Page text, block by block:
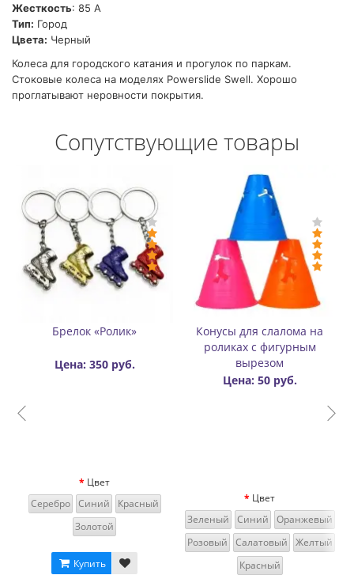
Жесткость: 85 А
Тип: Город
Цвета: Черный
Колеса для городского катания и прогулок по паркам.
Стоковые колеса на моделях Powerslide Swell. Хорошо
проглатывают неровности покрытия.
Сопутствующие товары
для слалома на
вырезом
Цвет
Оранжевый
Значок (пин) металлический
Rollbay - Огонь
Цена: 300 руб.
Купить
Карабин